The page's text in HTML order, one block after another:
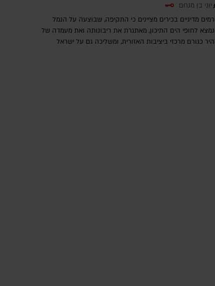
יוני בן מנחם
מדיניים בכירים מציינים כי התקיפה, שבוצעה על הנמל
לחופי הים התיכון, מאתגרת את ריבונותה ואת מעמדה של
כגורם מרכזי ביציבות האזורית, ומשליכה גם על ישראל